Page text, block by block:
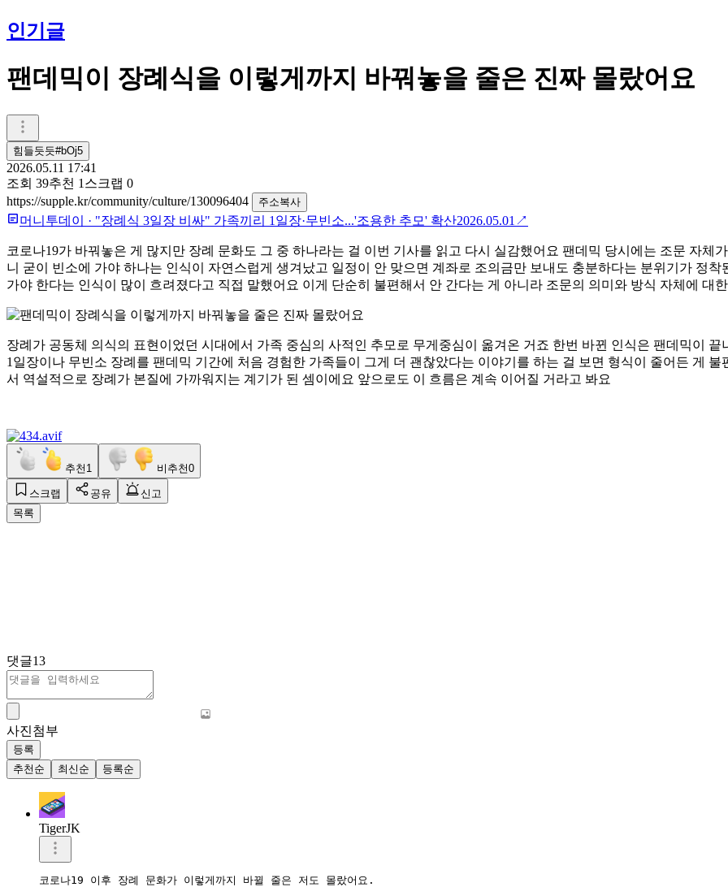
인기글
팬데믹이 장례식을 이렇게까지 바꿔놓을 줄은 진짜 몰랐어요
힘들듯듯#bOj5
2026.05.11 17:41
조회 39추천 1 스크랩 0
https://supple.kr/community/culture/130096404
주소복사
머니투데이 · "장례식 3일장 비싸" 가족끼리 1일장·무빈소...'조용한 추모' 확산2026.05.01 ↗
코로나19가 바꿔놓은 게 많지만 장례 문화도 그 중 하나라는 걸 이번 기사를 읽고 다시 실감했어요 팬데믹 당시에는 조문 자체
니 굳이 빈소에 가야 하나는 인식이 자연스럽게 생겨났고 일정이 안 맞으면 계좌로 조의금만 보내도 충분하다는 분위기가 정
가야 한다는 인식이 많이 흐려졌다고 직접 말했어요 이게 단순히 불편해서 안 간다는 게 아니라 조문의 의미와 방식 자체에 대
장례가 공동체 의식의 표현이었던 시대에서 가족 중심의 사적인 추모로 무게중심이 옮겨온 거죠 한번 바뀐 인식은 팬데믹이
1일장이나 무빈소 장례를 팬데믹 기간에 처음 경험한 가족들이 그게 더 괜찮았다는 이야기를 하는 걸 보면 형식이 줄어든 게
서 역설적으로 장례가 본질에 가까워지는 계기가 된 셈이에요 앞으로도 이 흐름은 계속 이어질 거라고 봐요
추천 1 비추천0
스크랩 공유
신고
목록
댓글13
사진첨부
등록
추천순
최신순 등록순
TigerJK
코로나19 이후 장례 문화가 이렇게까지 바뀔 줄은 저도 몰랐어요.